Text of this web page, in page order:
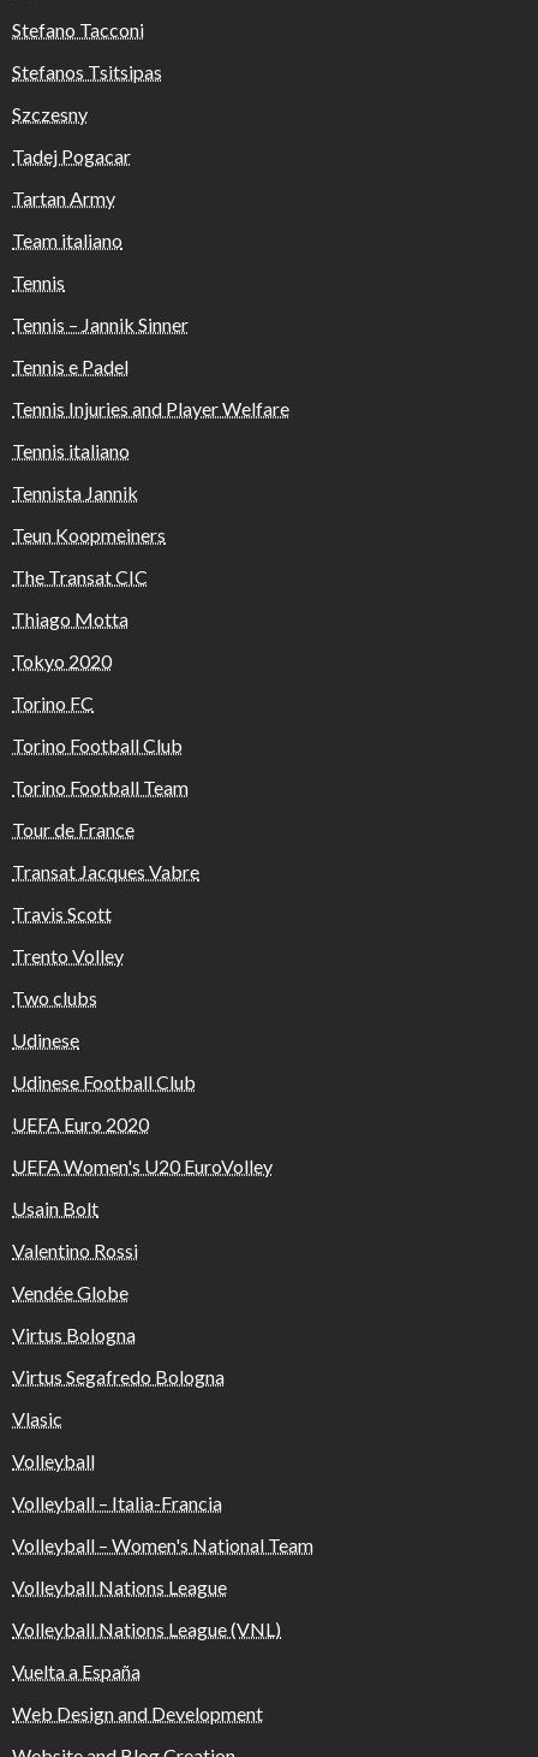
Stefano Tacconi
Stefanos Tsitsipas
Szczesny
Tadej Pogacar
Tartan Army
Team italiano
Tennis
Tennis – Jannik Sinner
Tennis e Padel
Tennis Injuries and Player Welfare
Tennis italiano
Tennista Jannik
Teun Koopmeiners
The Transat CIC
Thiago Motta
Tokyo 2020
Torino FC
Torino Football Club
Torino Football Team
Tour de France
Transat Jacques Vabre
Travis Scott
Trento Volley
Two clubs
Udinese
Udinese Football Club
UEFA Euro 2020
UEFA Women's U20 EuroVolley
Usain Bolt
Valentino Rossi
Vendée Globe
Virtus Bologna
Virtus Segafredo Bologna
Vlasic
Volleyball
Volleyball – Italia-Francia
Volleyball – Women's National Team
Volleyball Nations League
Volleyball Nations League (VNL)
Vuelta a España
Web Design and Development